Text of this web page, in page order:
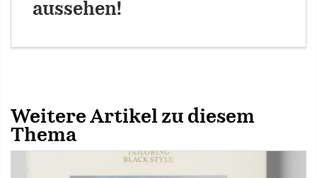
aussehen!
Weitere Artikel zu diesem
Thema